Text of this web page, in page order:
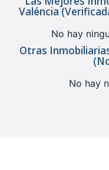
Valéncia
No hay
Otras
No hay